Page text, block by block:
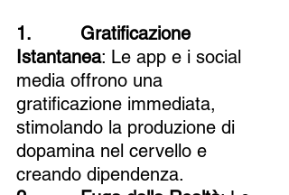
1.         Gratificazione
Istantanea: Le app e i social
media offrono una
gratificazione immediata,
stimolando la produzione di
dopamina nel cervello e
creando dipendenza.